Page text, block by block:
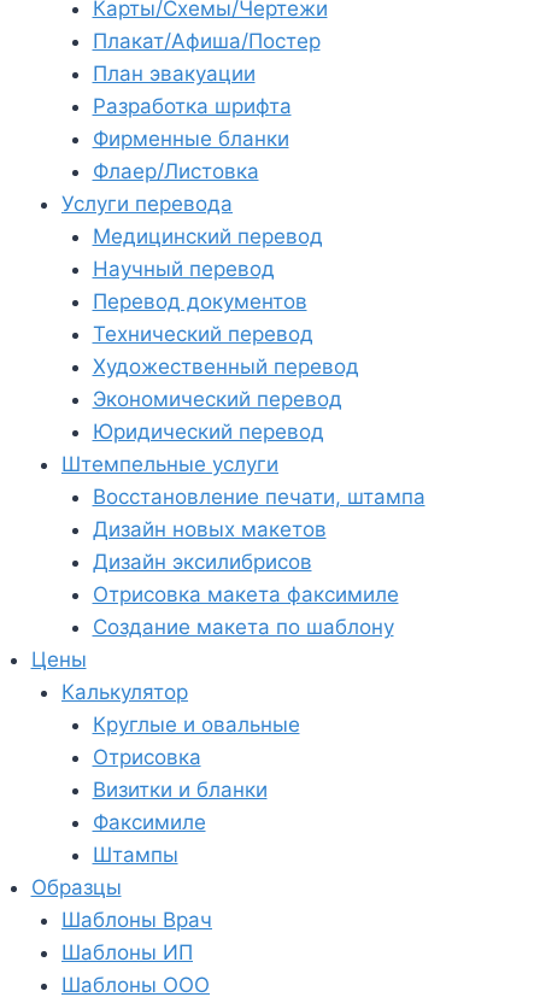
Карты/Схемы/Чертежи
Плакат/Афиша/Постер
План эвакуации
Разработка шрифта
Фирменные бланки
Флаер/Листовка
Услуги перевода
Медицинский перевод
Научный перевод
Перевод документов
Технический перевод
Художественный перевод
Экономический перевод
Юридический перевод
Штемпельные услуги
Восстановление печати, штампа
Дизайн новых макетов
Дизайн эксилибрисов
Отрисовка макета факсимиле
Создание макета по шаблону
Цены
Калькулятор
Круглые и овальные
Отрисовка
Визитки и бланки
Факсимиле
Штампы
Образцы
Шаблоны Врач
Шаблоны ИП
Шаблоны ООО